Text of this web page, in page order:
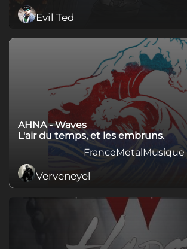
Evil Ted
AHNA - Waves
L'air du temps, et les embruns.
FranceMetalMusique
Verveneyel